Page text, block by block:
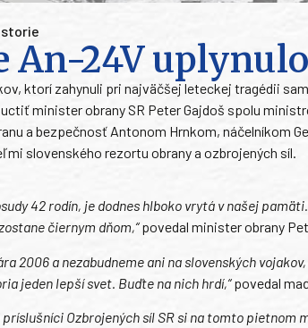
An-24V
ktorí zahynuli pri najväčšej leteckej tragédii
minister obrany SR Peter Gajdoš spolu
a bezpečnosť Antonom Hrnkom, náčelníkom
slovenského rezortu obrany a ozbrojených síl.
42 rodín, je dodnes hlboko vrytá v našej
čiernym dňom,“povedal minister obrany
2006 a nezabudneme ani na slovenských
jeden lepší svet. Buďte na nich hrdí,“povedal
príslušníci Ozbrojených síl SR si na tomto